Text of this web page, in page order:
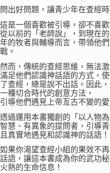
問出好問題，讓青少年在查經
這是一個喜歡被引導，卻不喜
從以前的「老師說」，到現在
年的牧者與輔導而言，帶領他
戰。
然而，傳統的查經思維，無法
滿足他們認識神話語的方式，
了查經，總是說不出話。因此
一種切合時代的創意方法，
引導他們遇見上帝亙古不變的愛
透過運用本書獨創的「以人物
智慧、有異象的提問者，引導
且真實地遇見和認識神的話語！
如果你渴望查經小組的果效不
話語，讓這本書成為你的武功
火熱的生命信息！